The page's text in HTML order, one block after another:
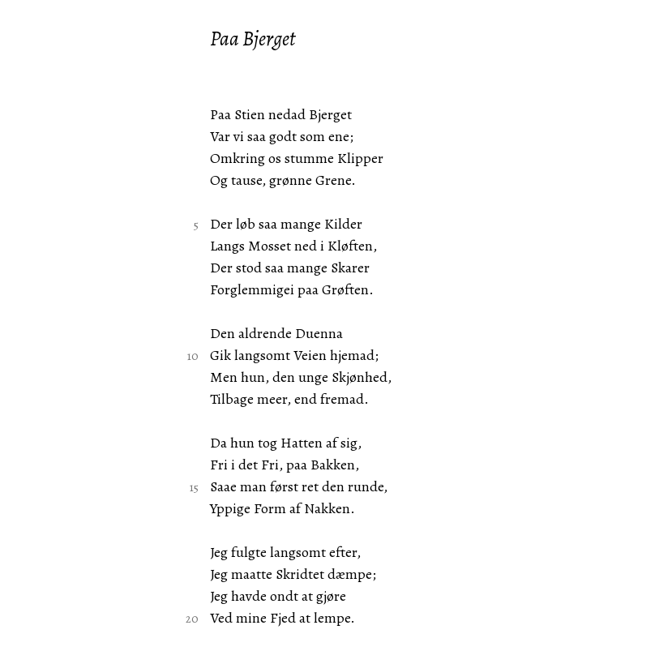
Paa Bjerget
Paa Stien nedad Bjerget
Var vi saa godt som ene;
Omkring os stumme Klipper
Og tause, grønne Grene.
Der løb saa mange Kilder
Langs Mosset ned i Kløften,
Der stod saa mange Skarer
Forglemmigei paa Grøften.
Den aldrende Duenna
Gik langsomt Veien hjemad;
Men hun, den unge Skjønhed,
Tilbage meer, end fremad.
Da hun tog Hatten af sig,
Fri i det Fri, paa Bakken,
Saae man først ret den runde,
Yppige Form af Nakken.
Jeg fulgte langsomt efter,
Jeg maatte Skridtet dæmpe;
Jeg havde ondt at gjøre
Ved mine Fjed at lempe.